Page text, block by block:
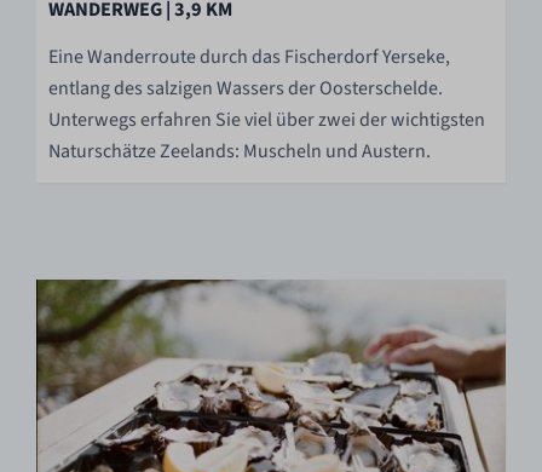
WANDERWEG | 3,9 KM
Eine Wanderroute durch das Fischerdorf Yerseke,
entlang des salzigen Wassers der Oosterschelde.
Unterwegs erfahren Sie viel über zwei der wichtigsten
Naturschätze Zeelands: Muscheln und Austern.